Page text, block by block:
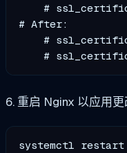
#
# After:
#
6. 重启 Nginx 以应用更